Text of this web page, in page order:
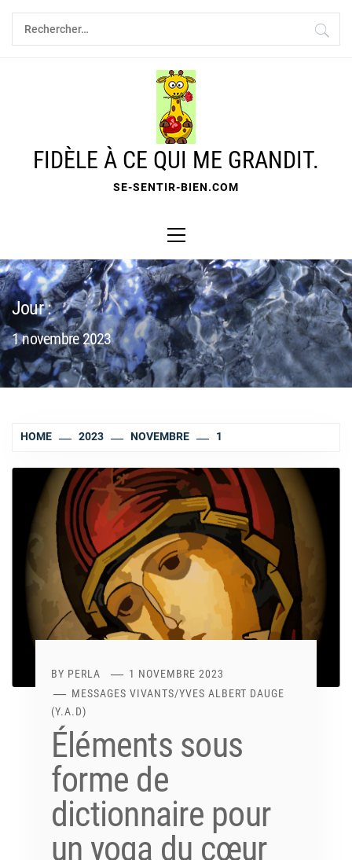
Skip
content
Rechercher :
FIDÈLE À CE QUI ME GRANDIT.
SE-SENTIR-BIEN.COM
Menu
Jour :
1 novembre 2023
HOME 2023 NOVEMBRE 1
BY PERLA
1 NOVEMBRE 2023
MESSAGES VIVANTS/YVES ALBERT DAUGE
(Y.A.D)
Éléments sous
forme de
dictionnaire pour
un yoga du cœur